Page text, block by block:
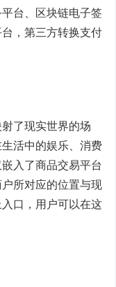
台、区块链电子签
，第三方转换支付
了现实世界的场
活中的娱乐、消费
入了商品交易平台
所对应的位置与现
口，用户可以在这